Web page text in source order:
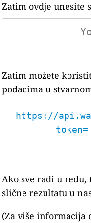
Zatim ovdje unesite
Zatim možete
podacima u
https://
Ako sve radi u redu,
slične rezultatu u
(Za više informacija